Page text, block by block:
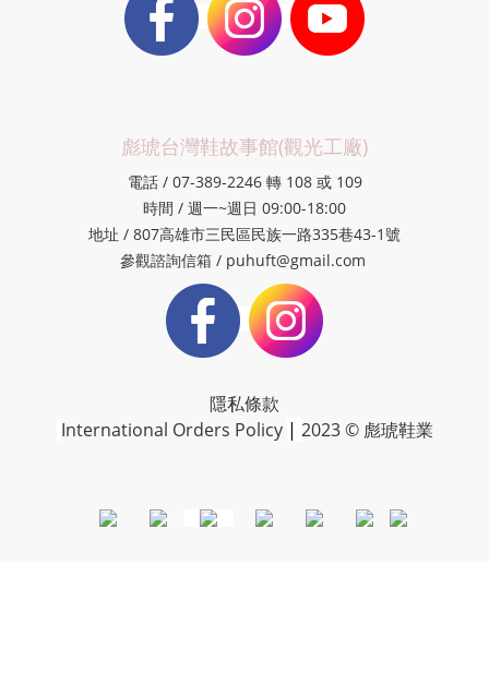
彪琥台灣鞋故事館(觀光工廠)
電話 / 07-389-2246 轉 108 或 109
時間 / 週一~週日 09:00-18:00
地址 / 807高雄市三民區民族一路335巷43-1號
參觀諮詢信箱 / puhuft@gmail.com
隱私條款
International Orders Policy | 2023 © 彪琥鞋業